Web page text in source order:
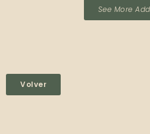
See More
Volver